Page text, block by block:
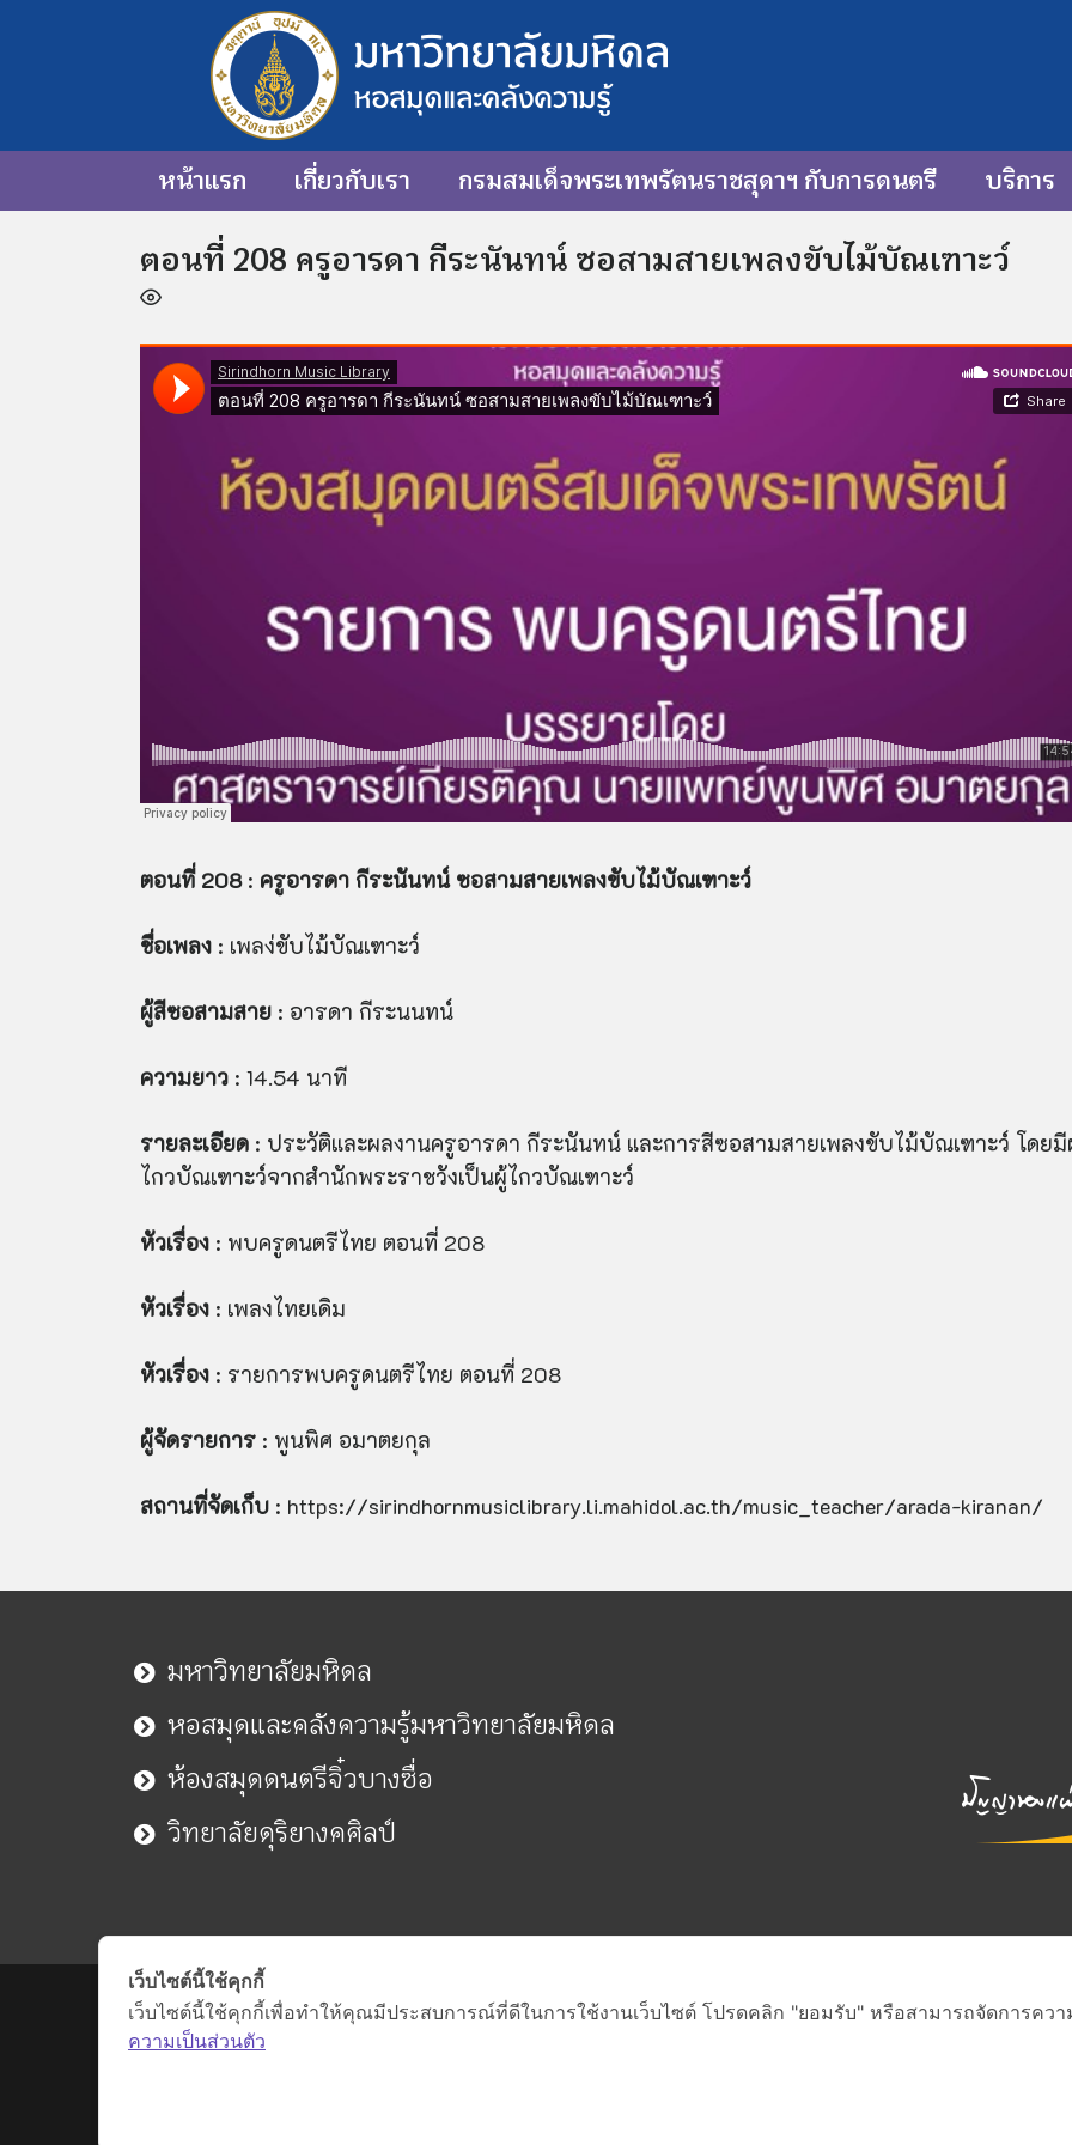
หน้าแรก เกี่ยวกับเรา กรมสมเด็จพระเทพรัตนราชสุดาฯ กับการดนตรี บริการ
ตอนที่ 208 ครูอารดา กีระนันทน์ ซอสามสายเพลงขับไม้บัณเฑาะว์
ตอนที่ 208: ครูอารดา กีระนันทน์ ซอสามสายเพลงขับไม้บัณเฑาะว์
ชื่อเพลง : เพลง่ขับไม้บัณเฑาะว์
ผู้สีซอสามสาย : อารดา กีระนนทน์
ความยาว : 14.54 นาที
รายละเอียด : ประวัติและผลงานครูอารดา กีระนันทน์ และการสีซอสามสายเพลงขับไม้บัณเฑาะว์ โดย
ไกวบัณเฑาะว์จากสำนักพระราชวังเป็นผู้ไกวบัณเฑาะว์
หัวเรื่อง : พบครูดนตรีไทย ตอนที่ 208
หัวเรื่อง : เพลงไทยเดิม
หัวเรื่อง : รายการพบครูดนตรีไทย ตอนที่ 208
ผู้จัดรายการ : พูนพิศ อมาตยกุล
สถานที่จัดเก็บ : https://sirindhornmusiclibrary.li.mahidol.ac.th/music_teacher/arada-kiranan/
มหาวิทยาลัยมหิดล
หอสมุดและคลังความรู้มหาวิทยาลัยมหิดล
ห้องสมุดดนตรีจิ๋วบางซื่อ
วิทยาลัยดุริยางคศิลป์
เว็บไซต์นี้ใช้คุกกี้
เว็บไซต์นี้ใช้คุกกี้เพื่อทำให้คุณมีประสบการณ์ที่ดีในการใช้งานเว็บไซต์ โปรดคลิก "ยอมรับ" หรือสามารถจัดการควา
ความเป็นส่วนตัว